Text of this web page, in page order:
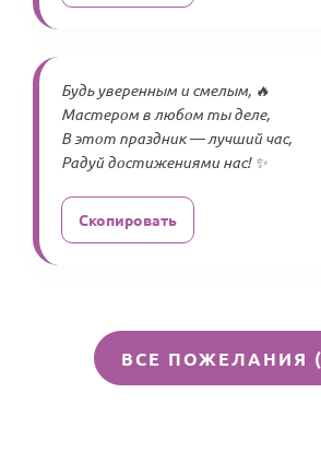
Будь уверенным и смелым, 🔥
Мастером в любом ты деле,
В этот праздник — лучший час,
Радуй достижениями нас! ✨
Скопировать
ВСЕ ПОЖЕЛАНИЯ